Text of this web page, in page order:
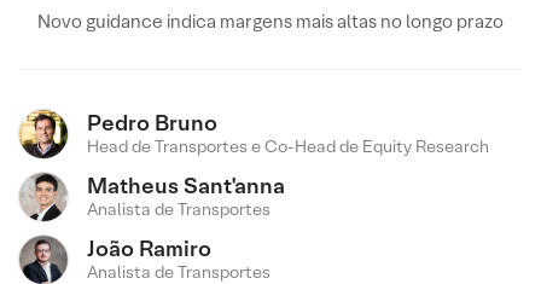
Novo guidance indica margens mais altas no longo prazo
Pedro Bruno
Head de Transportes e Co-Head de Equity Research
Matheus Sant'anna
Analista de Transportes
João Ramiro
Analista de Transportes